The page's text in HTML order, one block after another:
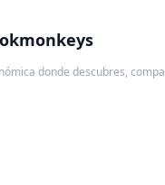
donde descubres,